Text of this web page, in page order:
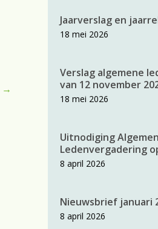
→
Jaarverslag en
18 mei 2026
Verslag algemene
van 12 november
18 mei 2026
Uitnodiging
Ledenvergadering
8 april 2026
Nieuwsbrief januari
8 april 2026